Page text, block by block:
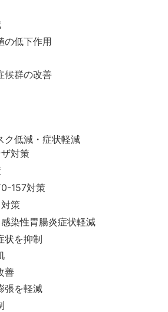
の低下作用
候群の改善
ク低減・症状軽減
対策
157対策
策
染性胃腸炎症状軽減
状を抑制
善
張を軽減